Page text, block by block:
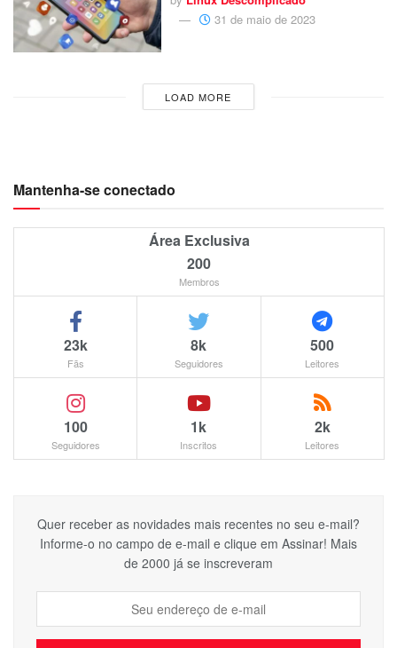
31 de maio de 2023
LOAD MORE
Mantenha-se conectado
Área Exclusiva
200
Membros
23k
Fãs
8k
Seguidores
500
Leitores
100
Seguidores
1k
Inscritos
2k
Leitores
Quer receber as novidades mais recentes no seu e-mail?
Informe-o no campo de e-mail e clique em Assinar! Mais
de 2000 já se inscreveram